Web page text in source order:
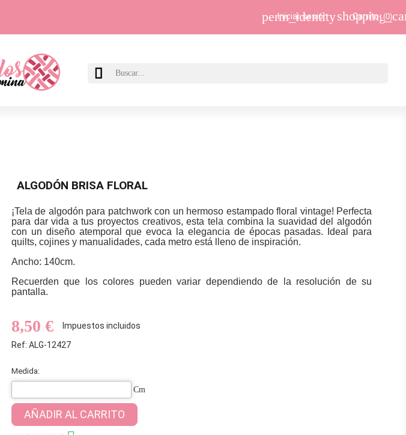
perm_identity
Iniciar sesión Carrito (0)

ALGODÓN BRISA FLORAL
¡Tela de algodón para patchwork con un hermoso estampado floral vintage! Perfecta
para dar vida a tus proyectos creativos, esta tela combina la suavidad del algodón
con un diseño atemporal que evoca la elegancia de épocas pasadas. Ideal para
quilts, cojines y manualidades, cada metro está lleno de inspiración.
Ancho: 140cm.
Recuerden que los colores pueden variar dependiendo de la resolución de su
pantalla.
8,50 €
Impuestos incluidos
Ref: ALG-12427
Medida:
Cm
AÑADIR AL CARRITO